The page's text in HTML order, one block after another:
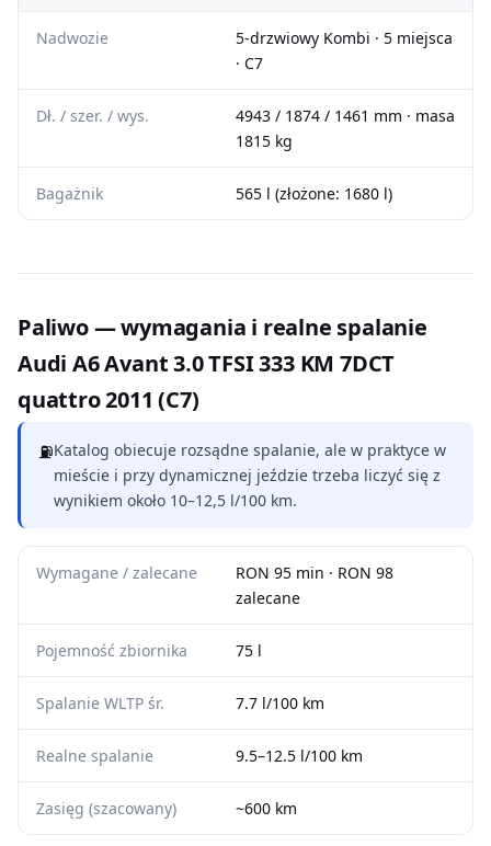
Nadwozie
5-drzwiowy Kombi · 5 miejsca
· C7
Dł. / szer. / wys.
4943 / 1874 / 1461 mm · masa
1815 kg
Bagażnik 565 l (złożone: 1680 l)
Paliwo — wymagania i realne spalanie
Audi A6 Avant 3.0 TFSI 333 KM 7DCT
quattro 2011 (C7)
⛽Katalog obiecuje rozsądne spalanie, ale w praktyce w
mieście i przy dynamicznej jeździe trzeba liczyć się z
wynikiem około 10–12,5 l/100 km.
Wymagane / zalecane
RON 95 min · RON 98
zalecane
Pojemność zbiornika 75 l
Spalanie WLTP śr. 7.7 l/100 km
Realne spalanie 9.5–12.5 l/100 km
Zasięg (szacowany) ~600 km